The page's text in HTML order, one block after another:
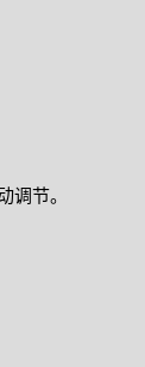
调节。